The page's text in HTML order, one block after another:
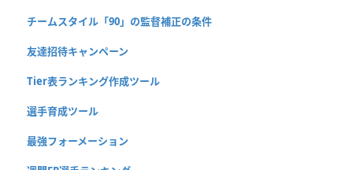
チームスタイル「90」の監督補正の条件
友達招待キャンペーン
Tier表ランキング作成ツール
選手育成ツール
最強フォーメーション